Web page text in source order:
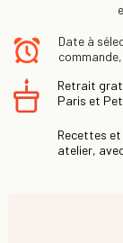
Date à
Retrait
Paris et
Recettes
atelier,